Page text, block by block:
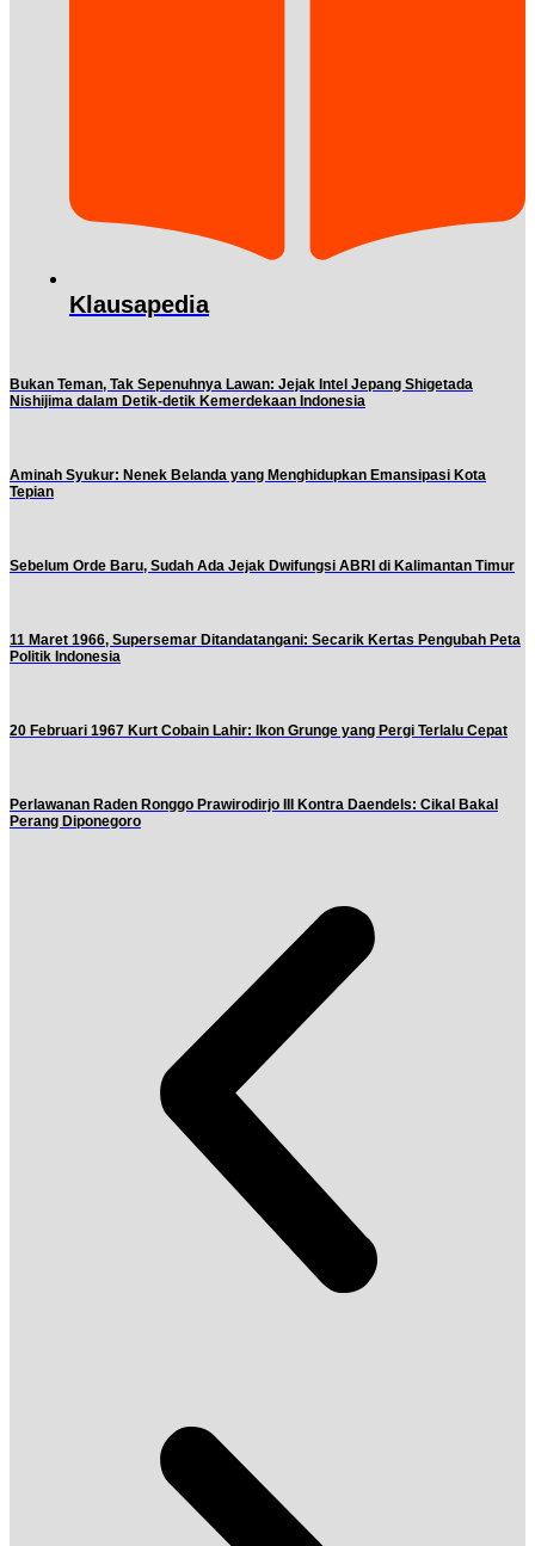
Klausapedia
Bukan Teman, Tak Sepenuhnya Lawan: Jejak Intel Jepang Shigetada
Nishijima dalam Detik-detik Kemerdekaan Indonesia
Aminah Syukur: Nenek Belanda yang Menghidupkan Emansipasi Kota
Tepian
Sebelum Orde Baru, Sudah Ada Jejak Dwifungsi ABRI di Kalimantan Timur
11 Maret 1966, Supersemar Ditandatangani: Secarik Kertas Pengubah Peta
Politik Indonesia
20 Februari 1967 Kurt Cobain Lahir: Ikon Grunge yang Pergi Terlalu Cepat
Perlawanan Raden Ronggo Prawirodirjo III Kontra Daendels: Cikal Bakal
Perang Diponegoro